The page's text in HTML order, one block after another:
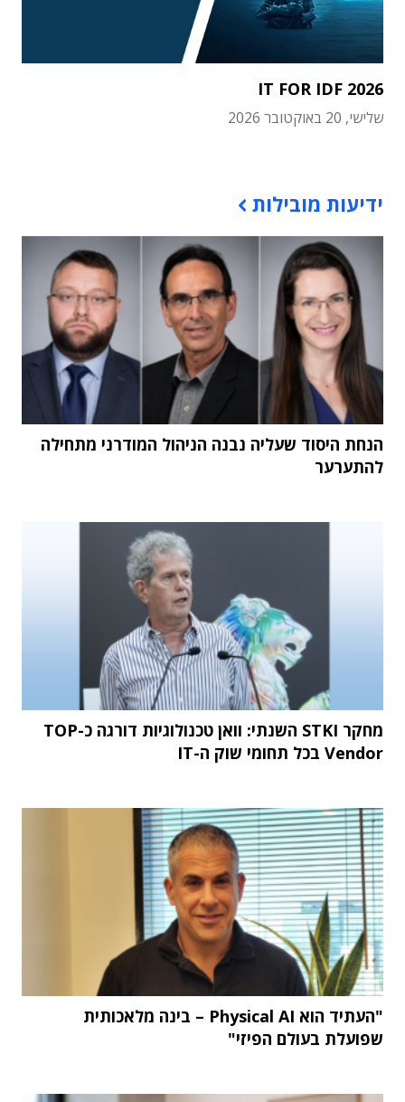
IT FOR IDF 2026
שלישי, 20 באוקטובר 2026
ידיעות מובילות
הנחת היסוד שעליה נבנה הניהול המודרני מתחילה
להתערער
מחקר STKI השנתי: וואן טכנולוגיות דורגה כ-TOP
Vendor בכל תחומי שוק ה-IT
"העתיד הוא Physical AI – בינה מלאכותית
שפועלת בעולם הפיזי"